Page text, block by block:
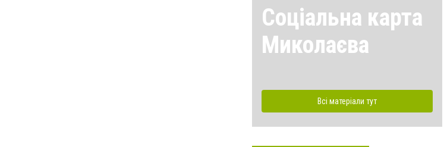
Соціальна карта
Миколаєва
Всі матеріали тут